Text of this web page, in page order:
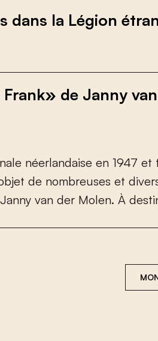
dans la Légion
Frank» de Janny
ale néerlandaise en 1947 et
bjet de nombreuses et diver
Janny van der Molen. À desti